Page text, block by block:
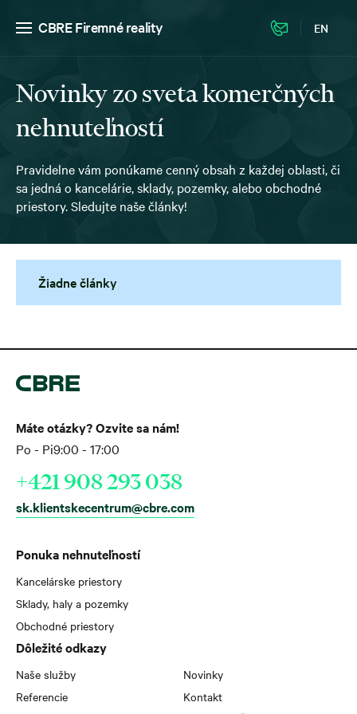
CBRE Firemné reality EN
Novinky zo sveta komerčných
nehnuteľností
Pravidelne vám ponúkame cenný obsah z každej oblasti, či
sa jedná o kancelárie, sklady, pozemky, alebo obchodné
priestory. Sledujte naše články!
Žiadne články
Ponuka nehnuteľností
Kancelárske priestory
Sklady, haly a pozemky
Obchodné priestory
Dôležité odkazy
Naše služby
Referencie
Novinky
Kontakt
Máte otázky? Ozvite sa nám!
Po - Pi9:00 - 17:00
+421 908 293 038
sk.klientskecentrum@cbre.com